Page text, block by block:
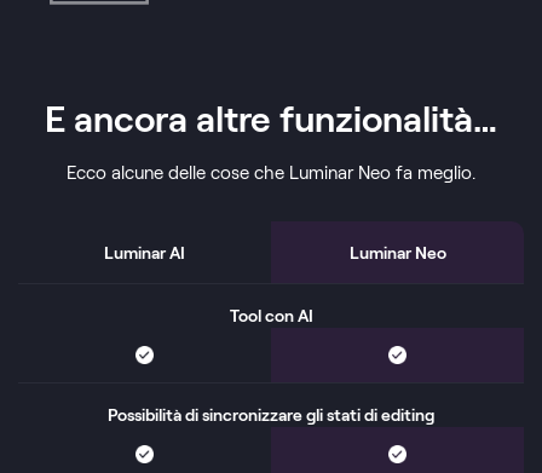
E ancora altre funzionalità…
Ecco alcune delle cose che Luminar Neo fa meglio.
Luminar AI Luminar Neo
Tool con AI
Possibilità di sincronizzare gli stati di editing